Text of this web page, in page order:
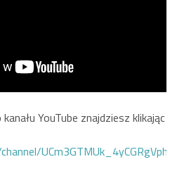
YouTube znajdziesz klikając